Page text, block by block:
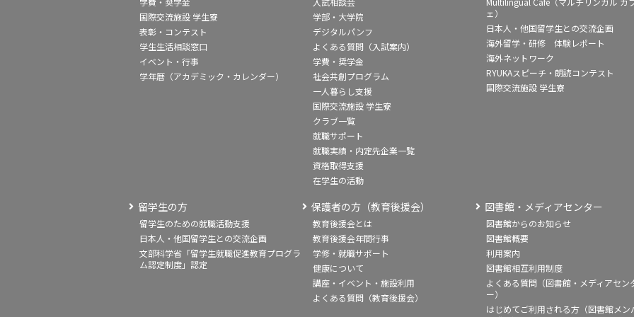
国際交流施設 学生寮
表彰・コンテスト
学生生活相談窓口
イベント・行事
学年暦（アカデミック・カレンダー）
学部・大学院
デジタルパンフ
よくある質問（入試案内）
学費・奨学金
社会共創プログラム
一人暮らし支援
国際交流施設 学生寮
クラブ一覧
就職サポート
就職実績・内定先企業一覧
資格取得支援
在学生の活動
ェ）
日本人・他国留学生との交流企画
海外留学・研修 体験レポート
海外ネットワーク
RYUKAスピーチ・朗読コンテスト
国際交流施設 学生寮
留学生の方
留学生のための就職活動支援
日本人・他国留学生との交流企画
文部科学省「留学生就職促進教育プログラ
ム認定制度」認定
保護者の方（教育後援会）
教育後援会とは
教育後援会年間行事
学修・就職サポート
健康について
講座・イベント・施設利用
よくある質問（教育後援会）
図書館・メディアセンター
図書館からのお知らせ
図書館概要
利用案内
図書館相互利用制度
よくある質問（図書館・メディアセン
ー）
はじめてご利用される方（図書館メン